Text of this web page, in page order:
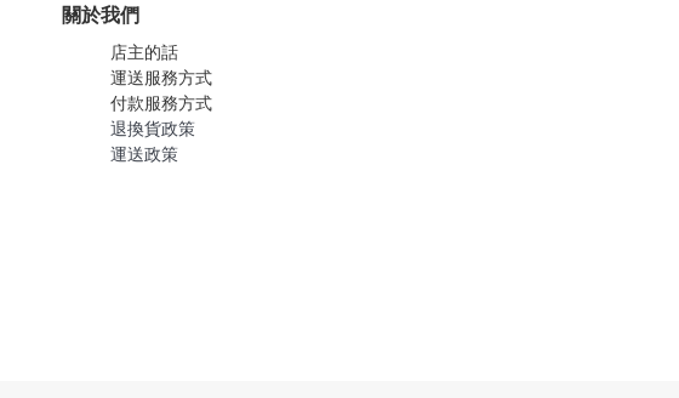
關於我們
店主的話
運送服務方式
付款服務方式
退換貨政策
運送政策